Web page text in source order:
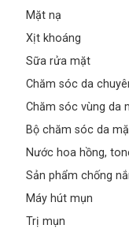
Mặt nạ
Xịt khoáng
Sữa rửa mặt
Chăm sóc da
Chăm sóc vùng da
Bộ chăm sóc da
Nước hoa hồng,
Sản phẩm chống
Máy hút mụn
Trị mụn